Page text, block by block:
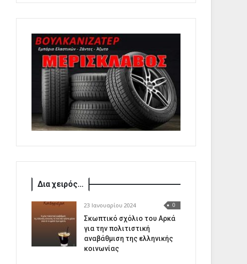
Δια χειρός...
23 Ιανουαρίου 2024 0
Σκωπτικό σχόλιο του Αρκά
για την πολιτιστική
αναβάθμιση της ελληνικής
κοινωνίας